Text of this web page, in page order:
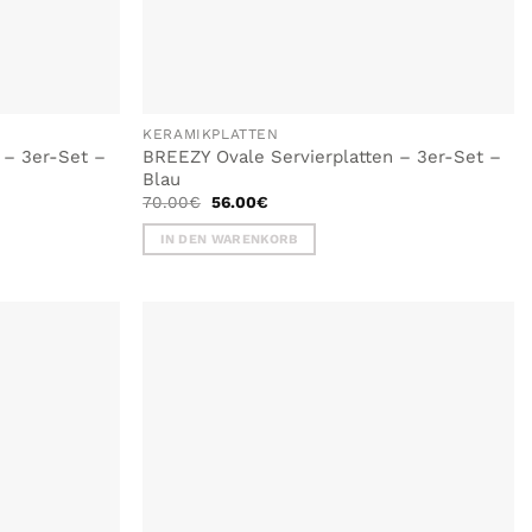
– 3er-Set –
KERAMIKPLATTEN
BREEZY Ovale Servierplatten – 3er-Set –
Blau
70.00€ Ursprünglicher
war:
70.00€
56.00€
ist:
56.00€.
IN DEN WARENKORB